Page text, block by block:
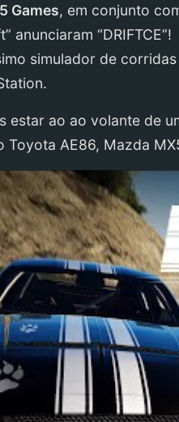
Games, em conjunto
anunciaram “DRIFTCE”!
simulador de
estar ao ao volante de
AE86, Mazda